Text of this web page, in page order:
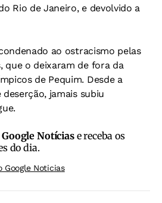
Rio de Janeiro, e devolvido a
ao ostracismo pelas
que o deixaram de fora da
de Pequim. Desde a
jamais subiu
Google Notíciase receba os
do dia.
Google Noticias